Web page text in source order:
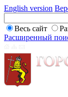
English version
Весь сайт
Расширенный